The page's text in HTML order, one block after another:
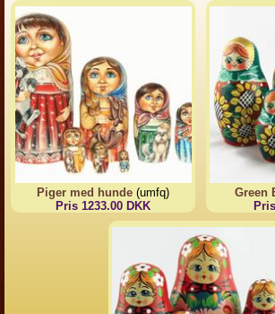
Piger med hunde (umfq)
Pris 1233.00 DKK
Green